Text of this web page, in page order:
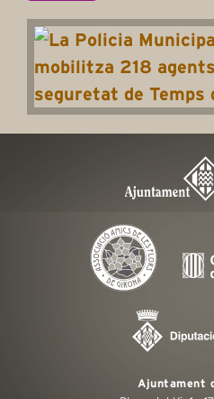
Ajuntament